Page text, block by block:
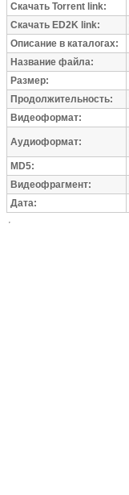
Скачать Torrent link:
Скачать ED2K link:
Описание в каталогах:
Название файла:
Размер:
Продолжительность:
Видеоформат:
Аудиоформат:
MD5:
Видеофрагмент:
Дата: